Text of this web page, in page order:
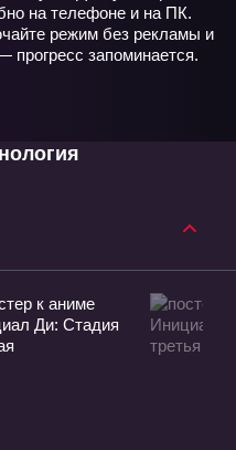
на телефоне и на ПК.
режим без рекламы и
прогресс запоминается.